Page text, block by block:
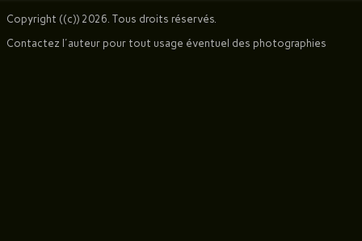
Diaporamas Divers
Voyages (Diaporamas)
Copyright ((c)) 2026. Tous droits réservés.
Contactez l'auteur pour tout usage éventuel des photographies